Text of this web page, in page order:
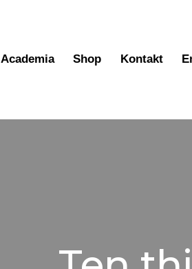
Academia Shop Kontakt